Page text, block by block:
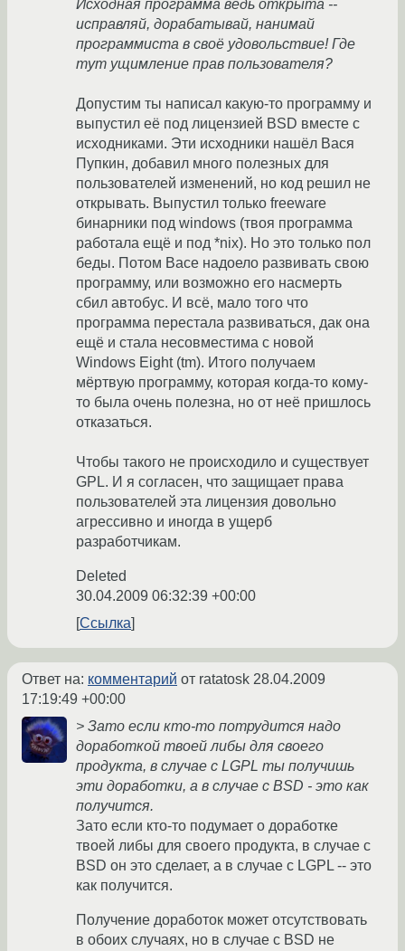
Исходная программа ведь открыта --
исправляй, дорабатывай, нанимай
программиста в своё удовольствие! Где
тут ущимление прав пользователя?
Допустим ты написал какую-то программу и
выпустил её под лицензией BSD вместе с
исходниками. Эти исходники нашёл Вася
Пупкин, добавил много полезных для
пользователей изменений, но код решил не
открывать. Выпустил только freeware
бинарники под windows (твоя программа
работала ещё и под *nix). Но это только пол
беды. Потом Васе надоело развивать свою
программу, или возможно его насмерть
сбил автобус. И всё, мало того что
программа перестала развиваться, дак она
ещё и стала несовместима с новой
Windows Eight (tm). Итого получаем
мёртвую программу, которая когда-то кому-
то была очень полезна, но от неё пришлось
отказаться.
Чтобы такого не происходило и существует
GPL. И я согласен, что защищает права
пользователей эта лицензия довольно
агрессивно и иногда в ущерб
разработчикам.
Deleted
30.04.2009 06:32:39 +00:00
Ссылка
Ответ на: комментарий от ratatosk 28.04.2009
17:19:49 +00:00
> Зато если кто-то потрудится надо
доработкой твоей либы для своего
продукта, в случае с LGPL ты получишь
эти доработки, а в случае с BSD - это как
получится.
Зато если кто-то подумает о доработке
твоей либы для своего продукта, в случае с
BSD он это сделает, а в случае с LGPL -- это
как получится.
Получение доработок может отсутствовать
в обоих случаях, но в случае с BSD не